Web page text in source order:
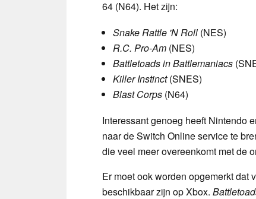
64 (N64). Het zijn:
Snake Rattle 'N Roll (NES)
R.C. Pro-Am (NES)
Battletoads in Battlemaniacs
Killer Instinct(SNES)
Blast Corps (N64)
Interessant genoeg heeft Nintendo
naar de Switch Online service te
die veel meer overeenkomt met de
Er moet ook worden opgemerkt dat
beschikbaar zijn op Xbox.